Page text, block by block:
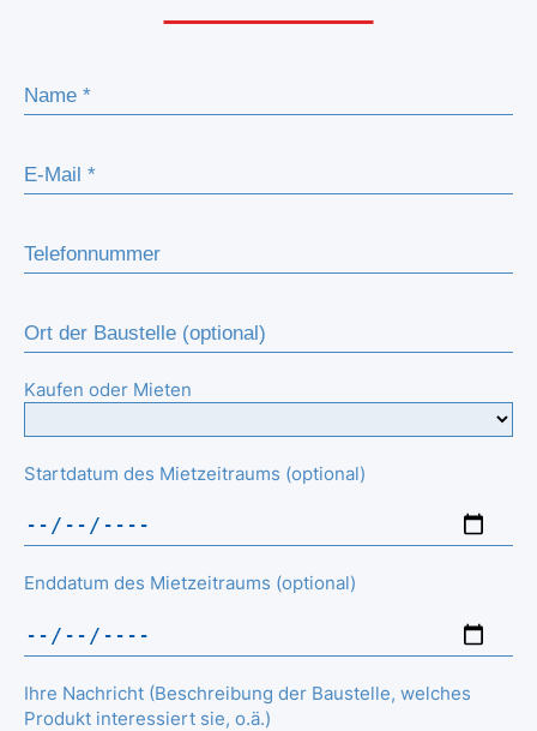
Kaufen oder Mieten
Startdatum des Mietzeitraums (optional)
Enddatum des Mietzeitraums (optional)
Ihre Nachricht (Beschreibung der Baustelle, welches
Produkt interessiert sie, o.ä.)